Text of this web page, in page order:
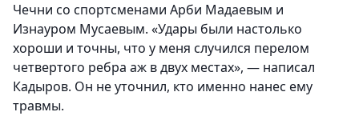
Чечни со спортсменами Арби Мадаевым и
Изнауром Мусаевым. «Удары были настолько
хороши и точны, что у меня случился перелом
четвертого ребра аж в двух местах», — написал
Кадыров. Он не уточнил, кто именно нанес ему
травмы.